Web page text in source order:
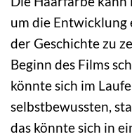
um die Entwicklung
der Geschichte zu
Beginn des Films
könnte sich im
selbstbewussten,
das könnte sich in